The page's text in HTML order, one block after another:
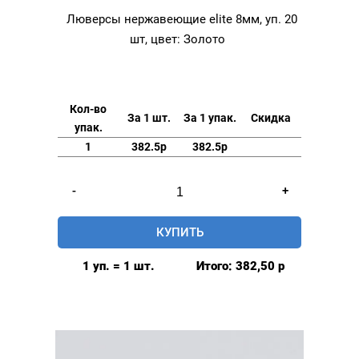
Люверсы нержавеющие elite 8мм, уп. 20
шт, цвет: Золото
Кол-во
упак.
За 1 шт. За 1 упак. Скидка
1 382.5р 382.5р
-
товара
Люверсы
нержавеющие
+
КУПИТЬ
1 уп. = 1 шт. Итого: 382,50 р